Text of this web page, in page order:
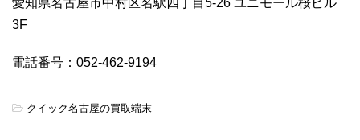
愛知県名古屋市中村区名駅四丁目5-26 ユニモール桜ビル
3F
電話番号：052-462-9194
-クイック名古屋の買取端末